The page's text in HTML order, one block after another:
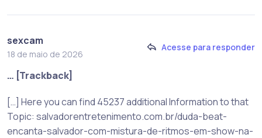
sexcam
18 de maio de 2026
Acesse para responder
… [Trackback]
[…] Here you can find 45237 additional Information to that
Topic: salvadorentretenimento.com.br/duda-beat-
encanta-salvador-com-mistura-de-ritmos-em-show-na-